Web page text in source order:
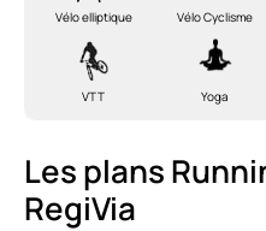
Vélo elliptique Vélo Cyclisme
VTT Yoga
Les plans
RegiVia